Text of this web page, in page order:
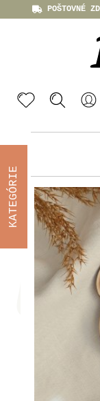
POŠTOVNÉ
KATEGÓRIE